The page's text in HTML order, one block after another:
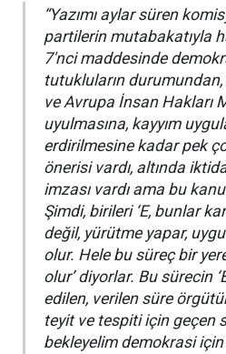
“Yazımı aylar süren
partilerin mutabakatıyla
7'nci maddesinde
tutukluların
ve Avrupa İnsan Hakları
uyulmasına, kayyım
erdirilmesine kadar pek
önerisi vardı, altında
imzası vardı ama bu
Şimdi, birileri ‘E, bunlar
değil, yürütme yapar,
olur. Hele bu süreç bir
olur’ diyorlar. Bu sürecin
edilen, verilen süre
teyit ve tespiti için geçen
bekleyelim demokrasi